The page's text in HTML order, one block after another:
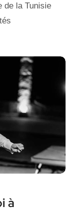
de la Tunisie
à